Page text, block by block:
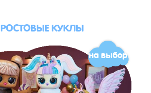
РОСТОВЫЕ КУКЛЫ
на выбор